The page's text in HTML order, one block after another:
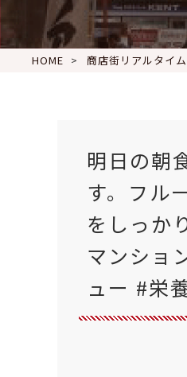
HOME 商店街リアルタイ
明日の
す。フル
をしっか
マンショ
ュー #栄